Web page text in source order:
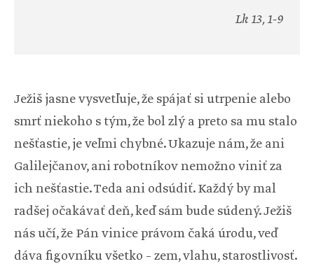
Lk 13, 1-9
Ježiš jasne vysvetľuje, že spájať si utrpenie alebo
smrť niekoho s tým, že bol zlý a preto sa mu stalo
nešťastie, je veľmi chybné. Ukazuje nám, že ani
Galilejčanov, ani robotníkov nemožno viniť za
ich nešťastie. Teda ani odsúdiť. Každý by mal
radšej očakávať deň, keď sám bude súdený. Ježiš
nás učí, že Pán vinice právom čaká úrodu, veď
dáva figovníku všetko – zem, vlahu, starostlivosť.